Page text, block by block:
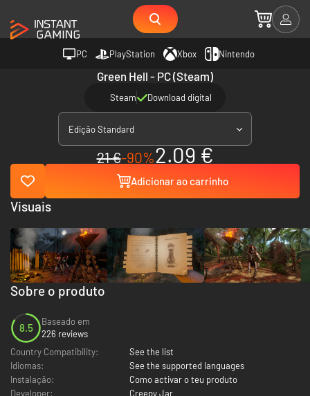
PC PlayStation Xbox Nintendo
Green Hell - PC (Steam)
Steam Download digital
Edição Standard
21 €-90%2.09 €
Adicionar ao carrinho
Sobre o produto
8.5
Baseado em
226 reviews
Country Compatibility:
See the list
Idiomas:
See the supported languages
Instalação:
Como activar o teu produto
Developer:
Creepy Jar
Visuais